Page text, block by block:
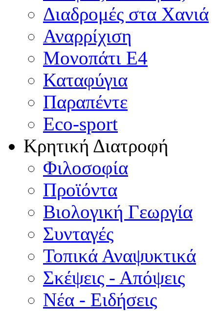
Διαδρομές στα Χανιά
Αναρρίχιση
Μονοπάτι Ε4
Καταφύγια
Παραπέντε
Eco-sport
Κρητική Διατροφή
Φιλοσοφία
Προϊόντα
Βιολογική Γεωργία
Συνταγές
Τοπικά Αναψυκτικά
Σκέψεις - Απόψεις
Νέα - Ειδήσεις